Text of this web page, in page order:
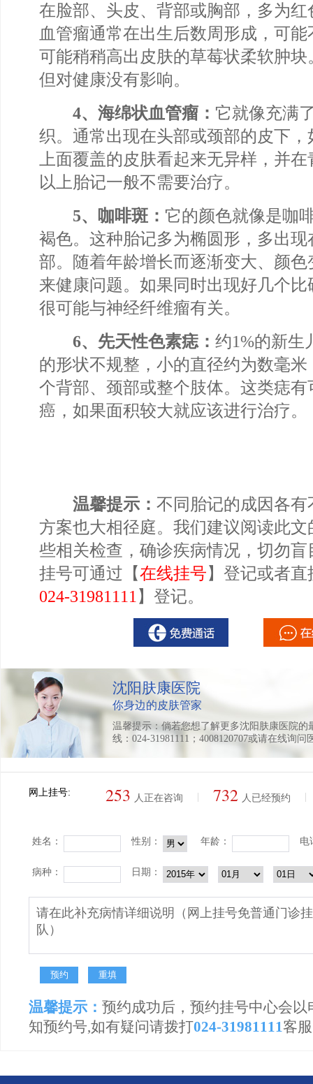
在脸部、头皮、背部或胸部，多为
血管瘤通常在出生后数周形成，可
可能稍稍高出皮肤的草莓状柔软肿
但对健康没有影响。
4、海绵状血管瘤： 它就像充满
织。通常出现在头部或颈部的皮下
上面覆盖的皮肤看起来无异样，并
以上胎记一般不需要治疗。
5、咖啡斑： 它的颜色就像是咖
褐色。这种胎记多为椭圆形，多出
部。随着年龄增长而逐渐变大、颜
来健康问题。如果同时出现好几个
很可能与神经纤维瘤有关。
6、先天性色素痣： 约1%的新生
的形状不规整，小的直径约为数毫
个背部、颈部或整个肢体。这类痣
癌，如果面积较大就应该进行治疗。
温馨提示： 不同胎记的成因各
方案也大相径庭。我们建议阅读此
些相关检查，确诊疾病情况，切勿
挂号可通过【在线挂号】登记或者
024-31981111 】登记。
沈阳肤康医院
你身边的皮肤管家
温馨提示：倘若您想了解更多沈阳肤康医院
线：024-31981111；4008120707或请在线询问
网上挂号: 253 人正在咨询 732 人已经预约
姓名： 性别： 年龄： 电
病种： 日期：
温馨提示： 预约成功后，预约挂号中心会
知预约号,如有疑问请拨打024-31981111客